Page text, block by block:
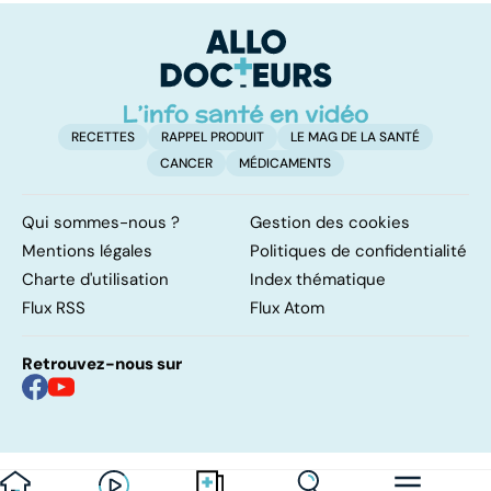
RECETTES RAPPEL PRODUIT
LE MAG DE LA SANTÉ
CANCER
MÉDICAMENTS
Qui sommes-nous ?
Gestion des cookies
Mentions légales
Politiques de confidentialité
Charte d'utilisation
Index thématique
Flux RSS
Flux Atom
Retrouvez-nous sur